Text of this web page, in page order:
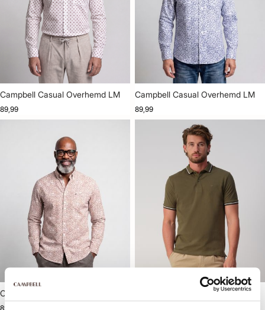
Campbell Casual Overhemd LM
89,99
Campbell Casual Overhemd LM
89,99
Campbell Casual Overhemd LM
89,99
Campbell Polo Korte mouw